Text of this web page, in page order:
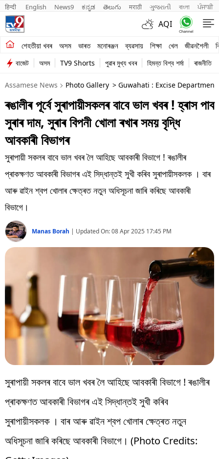
हिन्दी English News9 ಕನ್ನಡ తెలుగు मराठी ગુજરાતી বাংলা ਪੰਜਾਬੀ
AQI
শেহতীয়া খবৰ অসম ভাৰত মনোৰঞ্জন ব্যৱসায় শিক্ষা খেল জীৱনশৈলী
শেহতীয়া খবৰ
অসম
ভাৰত
মনোৰঞ্জন
ব্যৱসায়
শিক্ষা
খেল
জীৱনশৈলী
বিশ্ব
প্ৰযুক্তি
বাজেট অসম TV9 Shorts পুৱাৰ মুখ্য খবৰ হিমন্ত বিশ্ব শৰ্মা ৰাজনীতি
Assamese News Photo Gallery > Guwahati : Excise
ৰঙালীৰ পূৰ্বে সুৰাপায়ীসকলৰ বাবে ভাল খবৰ ! হ্ৰাস পাব
সুৰাৰ দাম, সুৰাৰ বিপনী খোলা ৰখাৰ সময় বৃদ্ধি
আবকাৰী বিভাগৰ
সুৰাপায়ী সকলৰ বাবে ভাল খবৰ লৈ আহিছে আবকাৰী বিভাগে ! ৰঙালীৰ
প্ৰাকক্ষণত আবকাৰী বিভাগৰ এই সিদ্ধান্তই সুখী কৰিব সুৰাপায়ীসকলক । বাৰ
আৰু ৱাইন শ্বপ খোলাৰ ক্ষেত্ৰত নতুন অধিসূচনা জাৰি কৰিছে আবকাৰী
বিভাগে।
Manas Borah | Updated On:08 Apr 2025 17:45 PM
সুৰাপায়ী সকলৰ বাবে ভাল খবৰ লৈ আহিছে আবকাৰী বিভাগে ! ৰঙালীৰ
প্ৰাকক্ষণত আবকাৰী বিভাগৰ এই সিদ্ধান্তই সুখী কৰিব
সুৰাপায়ীসকলক । বাৰ আৰু ৱাইন শ্বপ খোলাৰ ক্ষেত্ৰত নতুন
অধিসূচনা জাৰি কৰিছে আবকাৰী বিভাগে। (Photo Credits: